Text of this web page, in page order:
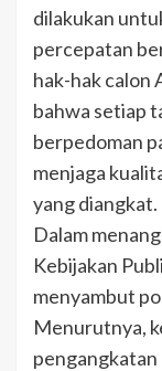
dilakukan
percepatan
hak-hak calon
bahwa setiap
berpedoman
menjaga
yang diangkat.
Dalam
Kebijakan
menyambut
Menurutnya,
pengangkatan